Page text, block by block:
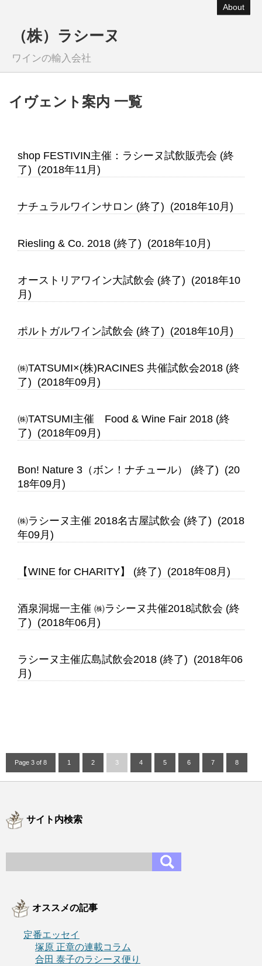
About
（株）ラシーヌ
ワインの輸入会社
イヴェント案内 一覧
shop FESTIVIN主催：ラシーヌ試飲販売会 (終
了) (2018年11月)
ナチュラルワインサロン (終了) (2018年10月)
Riesling & Co. 2018 (終了) (2018年10月)
オーストリアワイン大試飲会 (終了) (2018年10
月)
ポルトガルワイン試飲会 (終了) (2018年10月)
㈱TATSUMI×(株)RACINES 共催試飲会2018 (終
了) (2018年09月)
㈱TATSUMI主催 Food & Wine Fair 2018 (終
了) (2018年09月)
Bon! Nature 3（ボン！ナチュール） (終了) (20
18年09月)
㈱ラシーヌ主催 2018名古屋試飲会 (終了) (2018
年09月)
【WINE for CHARITY】 (終了) (2018年08月)
酒泉洞堀一主催 ㈱ラシーヌ共催2018試飲会 (終
了) (2018年06月)
ラシーヌ主催広島試飲会2018 (終了) (2018年06
月)
Page 3 of 8 1 2 3 4 5 6 7 8
サイト内検索
オススメの記事
定番エッセイ
塚原 正章の連載コラム
合田 泰子のラシーヌ便り